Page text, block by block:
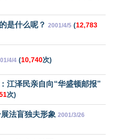
是什么呢？ 2001/4/5 (12,783
4/4 (10,740次)
江泽民亲自向“华盛顿邮报”
次)
法盲独夫形象 2001/3/26